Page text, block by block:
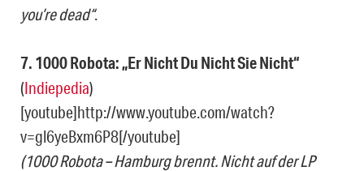
you’re dead“.
7. 1000 Robota: „Er Nicht Du Nicht Sie Nicht“
(Indiepedia)
[youtube]http://www.youtube.com/watch?
v=gl6yeBxm6P8[/youtube]
(1000 Robota – Hamburg brennt. Nicht auf der LP